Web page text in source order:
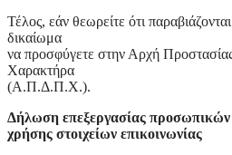
Τέλος, εάν θεωρείτε ότι
δικαίωμα
να προσφύγετε στην Αρχή
Χαρακτήρα
(Α.Π.Δ.Π.Χ.).
Δήλωση επεξεργασίας προσωπικών
χρήσης στοιχείων επικοινωνίας